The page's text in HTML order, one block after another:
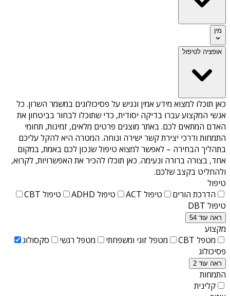
מין
אופציה לטיפול
כאן תוכלו למצוא מידע אמין ונגיש על פסיכולוגים במשמר השרון. כל
אנשי המקצוע עברו בדיקה יסודית, כדי שתוכלו לבחור בביטחון את
האדם המתאים לכם. באתר מוצגים פרטים מלאים, זמינות, תחומי
התמחות ודרכי יצירת קשר ישירה ונוחה. המטרה היא להקל עליכם
בתהליך הבחירה – לאפשר למצוא טיפול שנכון לכם באמת, במקום
אחד, בצורה ברורה ונעימה. כאן תוכלו להכיר את האפשרויות, לקרוא,
ולהחליט בקצב שלכם.
טיפול
הדרכת הורים
טיפול ACT טיפול ADHD
טיפול CBT
טיפול DBT
ראה עוד 54
מקצוע
מטפל CBT
מטפל זוגי ומשפחתי מטפל רגשי
סקסולוג
פסיכולוג
ראה עוד 2
התמחות
קלינית